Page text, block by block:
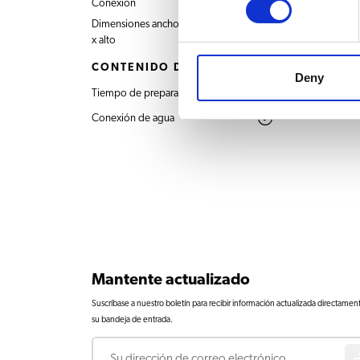
Deny
Conexión
400V 3N~ 50/60Hz
Dimensiones ancho x profundo
x alto
CONTENIDO DEL PRODUCTO
Tiempo de preparación
Conexión de agua
Mantente actualizado
Suscríbase a nuestro boletín para recibir información actualizada
su bandeja de entrada.
Correo electrónico